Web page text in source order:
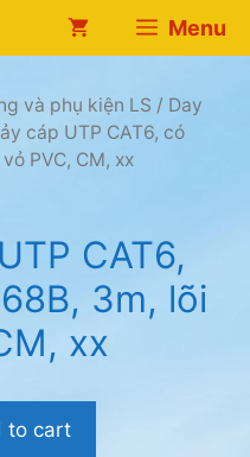
Menu
và phụ kiện LS / Day
cáp UTP CAT6, có
PVC, CM, xx
CAT6,
3m, lõi
xx
to cart